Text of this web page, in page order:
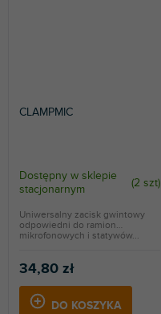
CLAMPMIC
Dostępny w sklepie
stacjonarnym
(2 szt)
34,80 zł
DO KOSZYKA
Uniwersalny zacisk gwintowy
odpowiedni do ramion
mikrofonowych i statywów...